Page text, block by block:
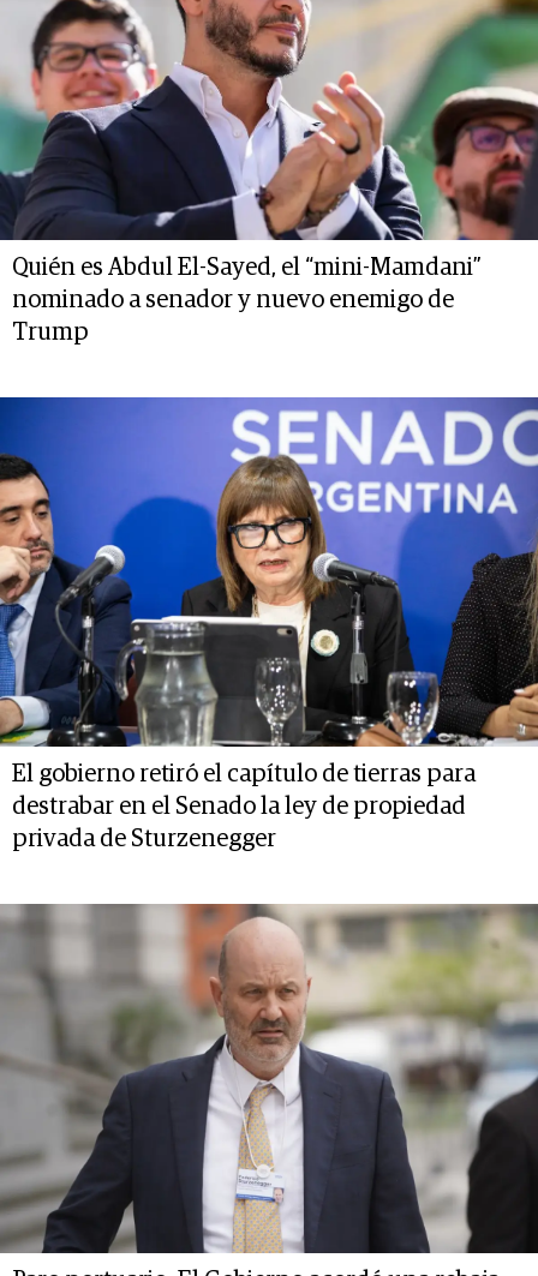
Quién es Abdul El-Sayed, el “mini-Mamdani”
nominado a senador y nuevo enemigo de
Trump
El gobierno retiró el capítulo de tierras para
destrabar en el Senado la ley de propiedad
privada de Sturzenegger